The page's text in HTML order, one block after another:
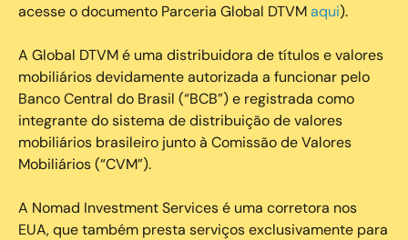
acesse o documento Parceria Global DTVMaqui).
A Global DTVM é uma distribuidora de títulos e valores
mobiliários devidamente autorizada a funcionar pelo
Banco Central do Brasil (“BCB”) e registrada como
integrante do sistema de distribuição de valores
mobiliários brasileiro junto à Comissão de Valores
Mobiliários (“CVM”).
‍A Nomad Investment Services é uma corretora nos
EUA, que também presta serviços exclusivamente para